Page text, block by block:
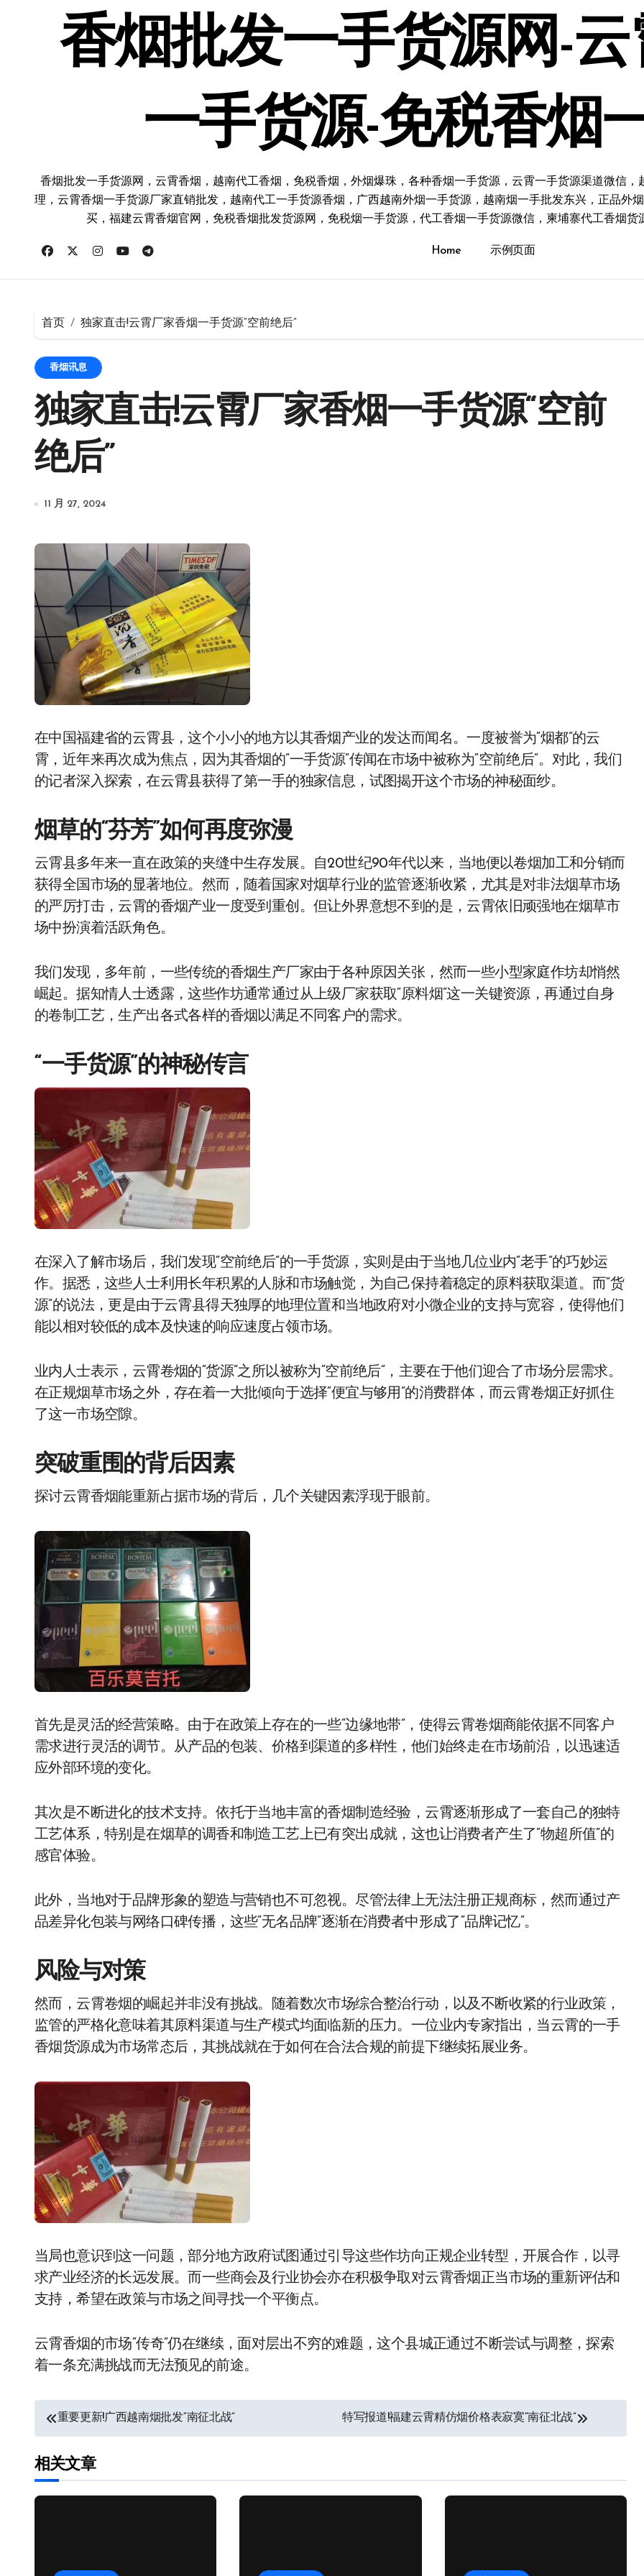
香烟批发一手货源网-
一手货源-免税香烟
香烟批发一手货源网，云霄香烟，越南代工香烟，免税香烟，外烟爆珠，各种香烟一手货源，云霄一手货源渠道微信
理，云霄香烟一手货源厂家直销批发，越南代工一手货源香烟，广西越南外烟一手货源，越南烟一手批发东兴，正品外
买，福建云霄香烟官网，免税香烟批发货源网，免税烟一手货源，代工香烟一手货源微信，柬埔寨代工香烟
Home 示例页面
首页 独家直击!云霄厂家香烟一手货源“空前绝后”
香烟讯息
独家直击!云霄厂家香烟一手货源“空前
绝后”
11 月 27, 2024
在中国福建省的云霄县，这个小小的地方以其香烟产业的发达而闻名。一度被誉为“烟都”的云
霄，近年来再次成为焦点，因为其香烟的“一手货源”传闻在市场中被称为“空前绝后”。对此，我们
的记者深入探索，在云霄县获得了第一手的独家信息，试图揭开这个市场的神秘面纱。
烟草的“芬芳”如何再度弥漫
云霄县多年来一直在政策的夹缝中生存发展。自20世纪90年代以来，当地便以卷烟加工和分销而
获得全国市场的显著地位。然而，随着国家对烟草行业的监管逐渐收紧，尤其是对非法烟草市场
的严厉打击，云霄的香烟产业一度受到重创。但让外界意想不到的是，云霄依旧顽强地在烟草市
场中扮演着活跃角色。
我们发现，多年前，一些传统的香烟生产厂家由于各种原因关张，然而一些小型家庭作坊却悄然
崛起。据知情人士透露，这些作坊通常通过从上级厂家获取“原料烟”这一关键资源，再通过自身
的卷制工艺，生产出各式各样的香烟以满足不同客户的需求。
“一手货源”的神秘传言
在深入了解市场后，我们发现“空前绝后”的一手货源，实则是由于当地几位业内“老手”的巧妙运
作。据悉，这些人士利用长年积累的人脉和市场触觉，为自己保持着稳定的原料获取渠道。而“货
源”的说法，更是由于云霄县得天独厚的地理位置和当地政府对小微企业的支持与宽容，使得他们
能以相对较低的成本及快速的响应速度占领市场。
业内人士表示，云霄卷烟的“货源”之所以被称为“空前绝后”，主要在于他们迎合了市场分层需求。
在正规烟草市场之外，存在着一大批倾向于选择“便宜与够用”的消费群体，而云霄卷烟正好抓住
了这一市场空隙。
突破重围的背后因素
探讨云霄香烟能重新占据市场的背后，几个关键因素浮现于眼前。
首先是灵活的经营策略。由于在政策上存在的一些“边缘地带”，使得云霄卷烟商能依据不同客户
需求进行灵活的调节。从产品的包装、价格到渠道的多样性，他们始终走在市场前沿，以迅速适
应外部环境的变化。
其次是不断进化的技术支持。依托于当地丰富的香烟制造经验，云霄逐渐形成了一套自己的独特
工艺体系，特别是在烟草的调香和制造工艺上已有突出成就，这也让消费者产生了“物超所值”的
感官体验。
此外，当地对于品牌形象的塑造与营销也不可忽视。尽管法律上无法注册正规商标，然而通过产
品差异化包装与网络口碑传播，这些“无名品牌”逐渐在消费者中形成了“品牌记忆”。
风险与对策
然而，云霄卷烟的崛起并非没有挑战。随着数次市场综合整治行动，以及不断收紧的行业政策，
监管的严格化意味着其原料渠道与生产模式均面临新的压力。一位业内专家指出，当云霄的一手
香烟货源成为市场常态后，其挑战就在于如何在合法合规的前提下继续拓展业务。
当局也意识到这一问题，部分地方政府试图通过引导这些作坊向正规企业转型，开展合作，以寻
求产业经济的长远发展。而一些商会及行业协会亦在积极争取对云霄香烟正当市场的重新评估和
支持，希望在政策与市场之间寻找一个平衡点。
云霄香烟的市场“传奇”仍在继续，面对层出不穷的难题，这个县城正通过不断尝试与调整，探索
着一条充满挑战而无法预见的前途。
文
导
重要更新!广西越南烟批发“南征北战” 特写报道!福建云霄精仿烟价格表寂寞“南征北战”
相关文章